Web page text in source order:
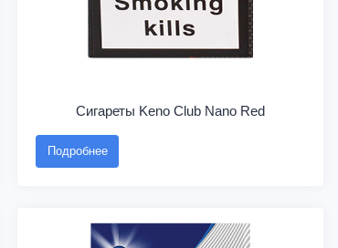
Сигареты Keno Club Nano Red
Подробнее